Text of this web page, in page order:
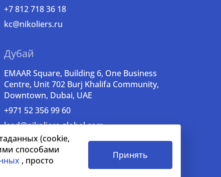
+7 812 718 36 18
kc@nikoliers.ru
Дубай
EMAAR Square, Building 6, One Business
Centre, Unit 702 Burj Khalifa Community,
Downtown, Dubai, UAE
+971 52 356 99 60
lead@nikoliers-global.com
СОУТ
(cookie,
способами
, просто
Принять